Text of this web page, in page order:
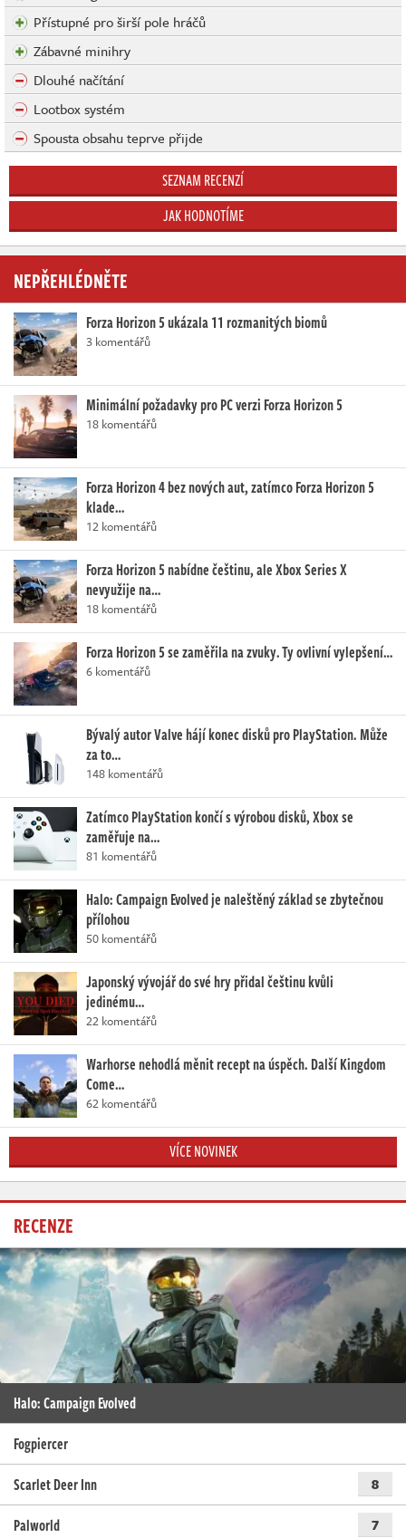
Přístupné pro širší pole hráčů
Zábavné minihry
Dlouhé načítání
Lootbox systém
Spousta obsahu teprve přijde
SEZNAM RECENZÍ
JAK HODNOTÍME
NEPŘEHLÉDNĚTE
Forza Horizon 5 ukázala 11 rozmanitých biomů
3 komentářů
Minimální požadavky pro PC verzi Forza Horizon 5
18 komentářů
Forza Horizon 4 bez nových aut, zatímco Forza Horizon 5
klade…
12 komentářů
Forza Horizon 5 nabídne češtinu, ale Xbox Series X
nevyužije na…
18 komentářů
Forza Horizon 5 se zaměřila na zvuky. Ty ovlivní vylepšení…
6 komentářů
Bývalý autor Valve hájí konec disků pro PlayStation. Může
za to…
148 komentářů
Zatímco PlayStation končí s výrobou disků, Xbox se
zaměřuje na…
81 komentářů
Halo: Campaign Evolved je naleštěný základ se zbytečnou
přílohou
50 komentářů
Japonský vývojář do své hry přidal češtinu kvůli
jedinému…
22 komentářů
Warhorse nehodlá měnit recept na úspěch. Další Kingdom
Come…
62 komentářů
VÍCE NOVINEK
RECENZE
Halo: Campaign Evolved
Fogpiercer
Scarlet Deer Inn
8
Palworld 7